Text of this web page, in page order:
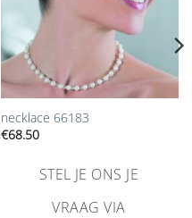
necklace 66183
€68.50
STEL JE ONS JE
VRAAG VIA